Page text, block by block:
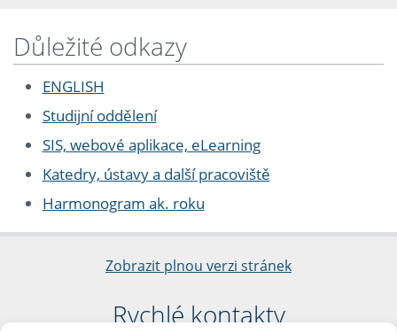
Důležité odkazy
ENGLISH
Studijní oddělení
SIS, webové aplikace, eLearning
Katedry, ústavy a další pracoviště
Harmonogram ak. roku
Zobrazit plnou verzi stránek
Rychlé kontakty